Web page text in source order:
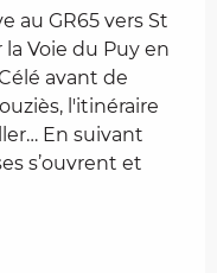
au GR65 vers St
Voie du Puy en
avant de
l'itinéraire
En suivant
s’ouvrent et